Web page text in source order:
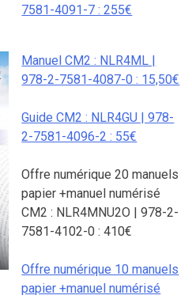
7581-4091-7 : 255€
Manuel CM2 : NLR4ML |
978-2-7581-4087-0 : 15,50€
Guide CM2 : NLR4GU | 978-
2-7581-4096-2 : 55€
Offre numérique 20 manuels
papier +manuel numérisé
CM2 : NLR4MNU2O | 978-2-
7581-4102-0 : 410€
Offre numérique 10 manuels
papier +manuel numérisé